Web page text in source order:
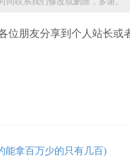
位朋友分享到个人站长或
能拿百万少的只有几百)